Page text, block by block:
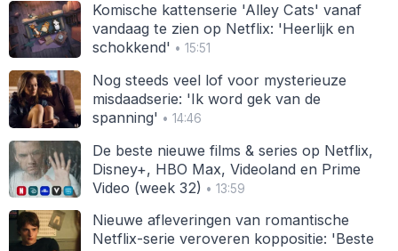
Komische kattenserie 'Alley Cats' vanaf
vandaag te zien op Netflix: 'Heerlijk en
schokkend' • 15:51
Nog steeds veel lof voor mysterieuze
misdaadserie: 'Ik word gek van de
spanning' • 14:46
De beste nieuwe films & series op Netflix,
Disney+, HBO Max, Videoland en Prime
Video (week 32) • 13:59
Nieuwe afleveringen van romantische
Netflix-serie veroveren koppositie: 'Beste